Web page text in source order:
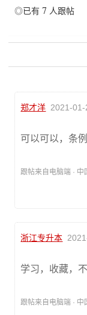
◎已有 7 人跟帖
郑才洋 2021-
可以可以，条
跟帖来自电脑端 · 中
浙江专升本
学习，收藏，不
跟帖来自电脑端 · 中